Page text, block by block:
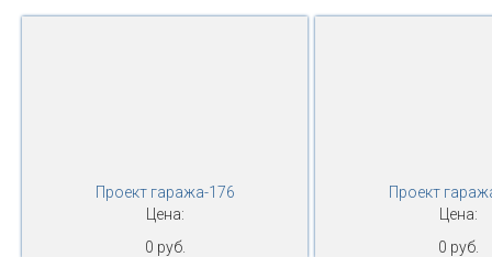
Проект гаража-176
Цена:
0 руб.
Проект
Цена:
0 руб.